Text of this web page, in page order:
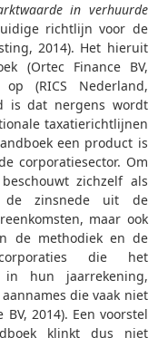
in verhuurde
richtlijn voor de
2014). Het hieruit
(Ortec Finance BV,
(RICS Nederland,
is dat nergens wordt
taxatierichtlijnen
een product is
corporatiesector. Om
zichzelf als
de zinsnede uit de
maar ook
de methodiek en de
die het
in hun jaarrekening,
die vaak niet
2014). Een voorstel
klinkt dus niet